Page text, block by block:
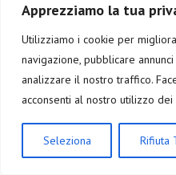
Apprezziamo la tua
Utilizziamo i cookie per
navigazione, pubblicare
analizzare il nostro traffico.
acconsenti al nostro utilizzo dei
Seleziona Rifiuta